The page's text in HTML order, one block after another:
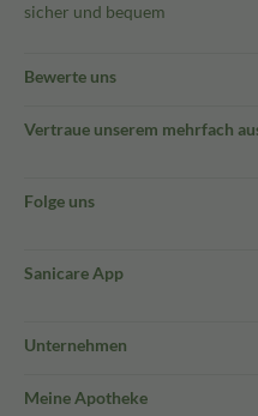
sicher und bequem
Bewerte uns
Vertraue unserem mehrfach
Folge uns
Sanicare App
Unternehmen
Meine Apotheke